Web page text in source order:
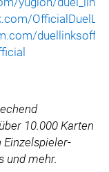
10.000 Karten
und mehr.